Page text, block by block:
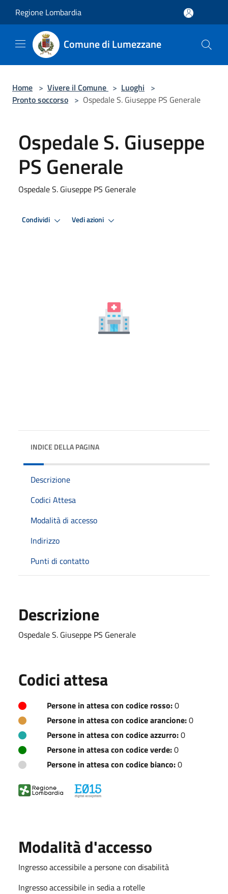
Regione Lombardia
Comune di Lumezzane
Home > Vivere il Comune > Luoghi >
Pronto soccorso > Ospedale S. Giuseppe PS Generale
Ospedale S. Giuseppe
PS Generale
Ospedale S. Giuseppe PS Generale
Condividi Vedi azioni
INDICE DELLA PAGINA
Descrizione
Codici Attesa
Modalità di accesso
Indirizzo
Punti di contatto
Descrizione
Ospedale S. Giuseppe PS Generale
Codici attesa
Persone in attesa con codice rosso:0
Persone in attesa con codice arancione:0
Persone in attesa con codice azzurro:0
Persone in attesa con codice verde:0
Persone in attesa con codice bianco:0
Modalità d'accesso
Ingresso accessibile a persone con disabilità
Ingresso accessibile in sedia a rotelle